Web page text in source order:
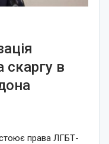
скаргу в
права ЛГБТ-